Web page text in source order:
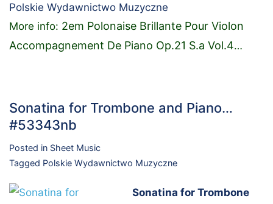
Polskie Wydawnictwo Muzyczne
More info: 2em Polonaise Brillante Pour Violon
Accompagnement De Piano Op.21 S.a Vol.4…
Sonatina for Trombone and Piano…
#53343nb
Posted in Sheet Music
Tagged Polskie Wydawnictwo Muzyczne
Sonatina for Trombone